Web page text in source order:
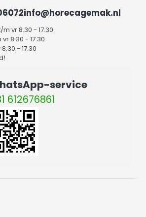
info@horecagemak.nl
m vr 8.30 - 17.30
8.30 - 17.30
- 17.30
service
612676861